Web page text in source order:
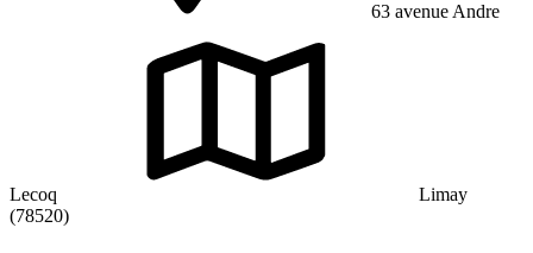
63 avenue Andre
Lecoq
Limay
(78520)